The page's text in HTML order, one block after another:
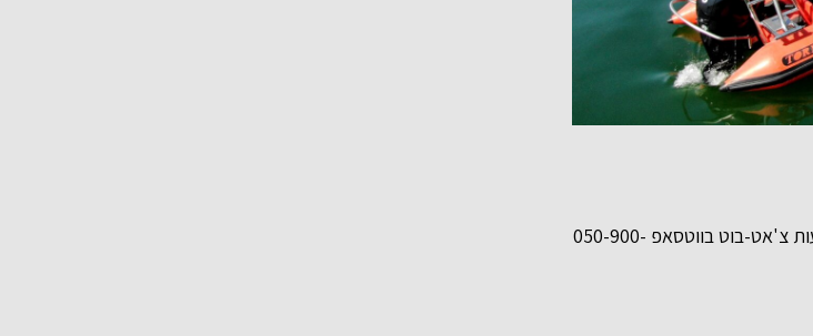
ובאמצעות צ'אט-בוט בווטסאפ 050-900-